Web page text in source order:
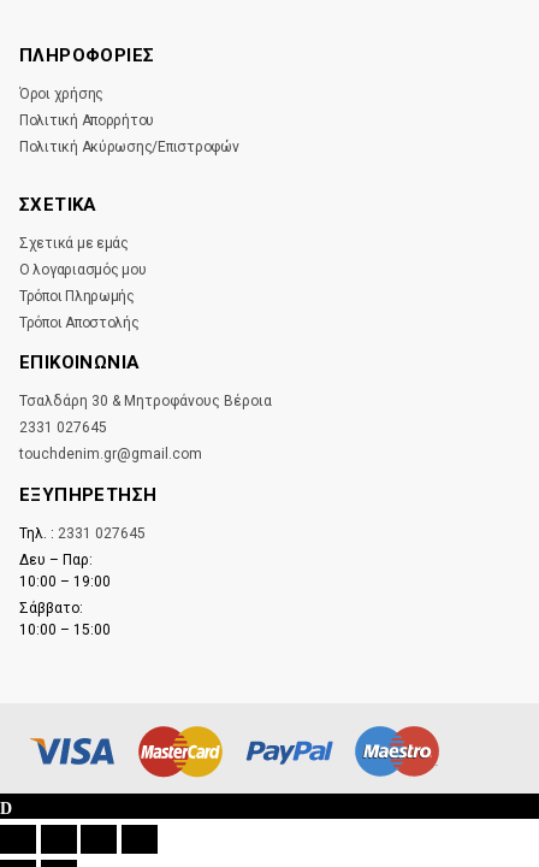
ΠΛΗΡΟΦΟΡΙΕΣ
Όροι χρήσης
Πολιτική Απορρήτου
Πολιτική Ακύρωσης/Επιστροφών
ΣΧΕΤΙΚΑ
Σχετικά με εμάς
Ο λογαριασμός μου
Τρόποι Πληρωμής
Τρόποι Αποστολής
ΕΠΙΚΟΙΝΩΝΊΑ
Τσαλδάρη 30 & Μητροφάνους Βέροια
2331 027645
touchdenim.gr@gmail.com
ΕΞΥΠΗΡΕΤΗΣΗ
Τηλ. : 2331 027645
Δευ – Παρ:
10:00 – 19:00
Σάββατο:
10:00 – 15:00